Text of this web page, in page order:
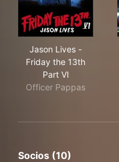
Jason Lives -
Friday the 13th
Part VI
Officer Pappas
Socios (10)